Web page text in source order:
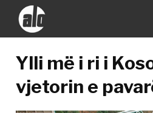
Ylli më i ri i
vjetorin e